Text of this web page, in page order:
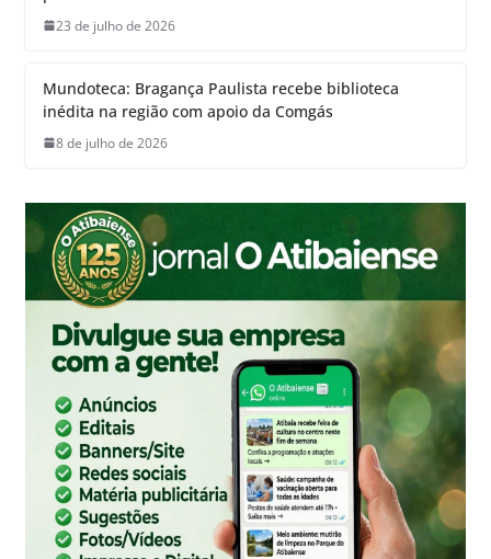
23 de julho de 2026
Mundoteca: Bragança Paulista recebe biblioteca
inédita na região com apoio da Comgás
8 de julho de 2026